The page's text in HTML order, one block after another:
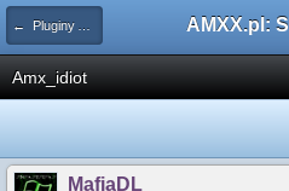
← Pluginy AMXX
Amx_idiot
MafiaDL